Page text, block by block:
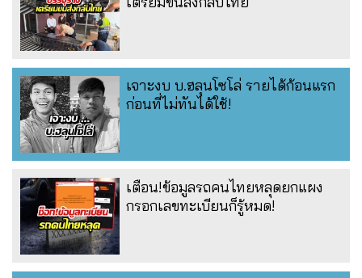
เจาะงบ บ.ฮลุนโซโล่ รายได้ก้อนแรก
ก่อนที่ไม่ทันได้ใช้!
เตือน!ข้อมูลรถคนไทยหลุดยกแผง
กรอกเลขทะเบียนก็รู้หมด!